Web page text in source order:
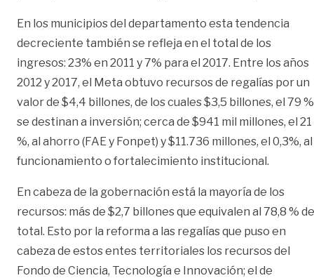
En los municipios del departamento esta tendencia
decreciente también se refleja en el total de los
ingresos: 23% en 2011 y 7% para el 2017. Entre los años
2012 y 2017, el Meta obtuvo recursos de regalías por un
valor de $4,4 billones, de los cuales $3,5 billones, el 79
se destinan a inversión; cerca de $941 mil millones, el 21
%, al ahorro (FAE y Fonpet) y $11.736 millones, el 0,3%, al
funcionamiento o fortalecimiento institucional.
En cabeza de la gobernación está la mayoría de los
recursos: más de $2,7 billones que equivalen al 78,8 %
total. Esto por la reforma a las regalías que puso en
cabeza de estos entes territoriales los recursos del
Fondo de Ciencia, Tecnología e Innovación; el de